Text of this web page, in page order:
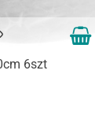
6szt